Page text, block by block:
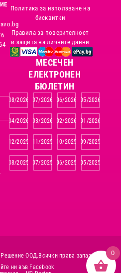
Политика за използване на
бисквитки
Правила за поверителност
и защита на личните данни
MЕСЕЧЕН
ЕЛЕКТРОНЕН
БЮЛЕТИН
08/2026 07/2026 06/2026 05/2026
04/2026 03/2026 02/2026 01/2026
12/2025 11/2025 10/2025 09/2025
08/2025 07/2025 06/2025 05/2025
ООД. Всички права запазени.
ни във Facebook
0